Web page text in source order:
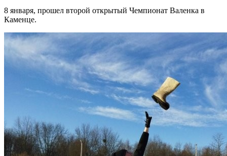
8 января, прошел второй открытый Чемпионат Валенка в
Каменце.